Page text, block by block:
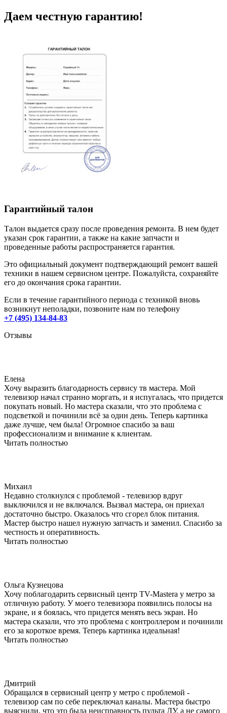
Даем честную гарантию!
Гарантийный талон
Талон выдается сразу после проведения ремонта. В нем будет
указан срок гарантии, а также на какие запчасти и
проведенные работы распространяется гарантия.
Это официальный документ подтверждающий ремонт вашей
техники в нашем сервисном центре. Пожалуйста, сохраняйте
его до окончания срока гарантии.
Если в течение гарантийного периода с техникой вновь
возникнут неполадки, позвоните нам по телефону
+7 (495) 134-84-83
Отзывы
Елена
Хочу выразить благодарность сервису тв мастера. Мой
телевизор начал странно моргать, и я испугалась, что придется
покупать новый. Но мастера сказали, что это проблема с
подсветкой и починили всё за один день. Теперь картинка
даже лучше, чем была! Огромное спасибо за ваш
профессионализм и внимание к клиентам.
Читать полностью
Михаил
Недавно столкнулся с проблемой - телевизор вдруг
выключился и не включался. Вызвал мастера, он приехал
достаточно быстро. Оказалось что сгорел блок питания.
Мастер быстро нашел нужную запчасть и заменил. Спасибо за
честность и оперативность.
Читать полностью
Ольга Кузнецова
Хочу поблагодарить сервисный центр TV-Mastera у метро за
отличную работу. У моего телевизора появились полосы на
экране, и я боялась, что придется менять весь экран. Но
мастера сказали, что это проблема с контроллером и починили
его за короткое время. Теперь картинка идеальная!
Читать полностью
Дмитрий
Обращался в сервисный центр у метро с проблемой -
телевизор сам по себе переключал каналы. Мастера быстро
выяснили, что это была неисправность пульта ДУ, а не самого